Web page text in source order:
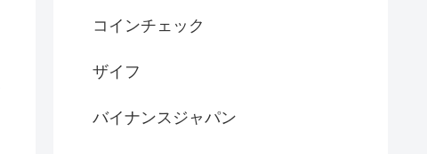
コインチェック
ザイフ
バイナンスジャパン